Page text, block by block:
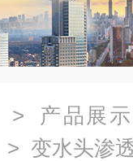
> 产品展示
> 变水头渗